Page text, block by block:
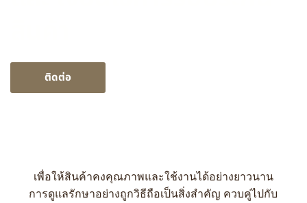
ติดต่อ
เพื่อให้สินค้าคงคุณภาพและใช้งานได้อย่างยาวนาน
การดูแลรักษาอย่างถูกวิธีถือเป็นสิ่งสำคัญ ควบคู่ไปกับ